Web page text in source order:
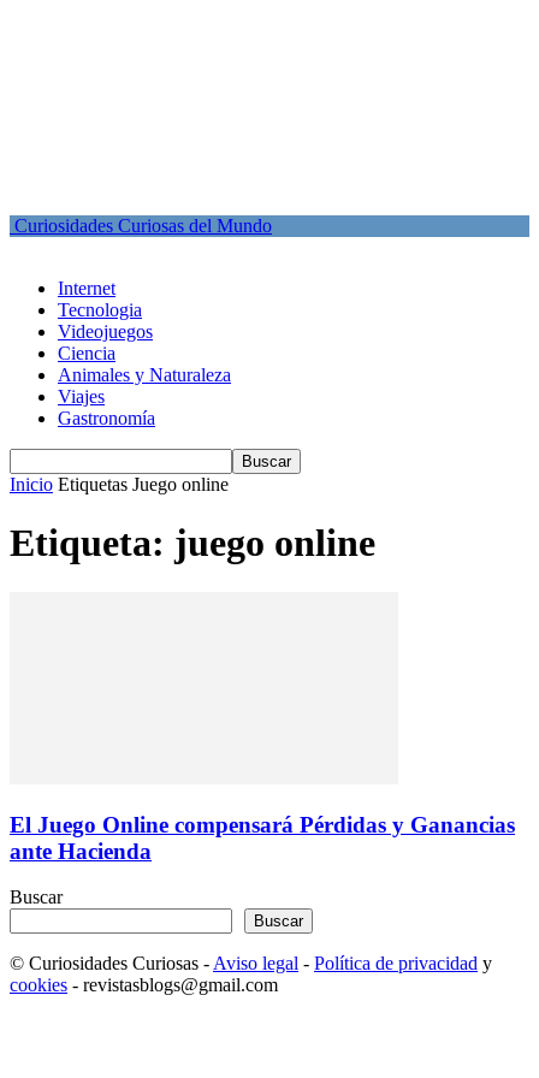
Curiosidades Curiosas del Mundo
Internet
Tecnologia
Videojuegos
Ciencia
Animales y Naturaleza
Viajes
Gastronomía
Inicio Etiquetas Juego online
Etiqueta: juego online
El Juego Online compensará Pérdidas y Ganancias
ante Hacienda
Buscar
Buscar
© Curiosidades Curiosas - Aviso legal - Política de privacidad y
cookies - revistasblogs@gmail.com